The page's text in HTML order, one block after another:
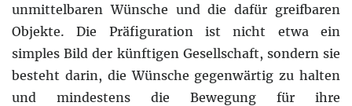
unmittelbaren Wünsche und die dafür greifbaren
Objekte. Die Präfiguration ist nicht etwa ein
simples Bild der künftigen Gesellschaft, sondern sie
besteht darin, die Wünsche gegenwärtig zu halten
und mindestens die Bewegung für ihre